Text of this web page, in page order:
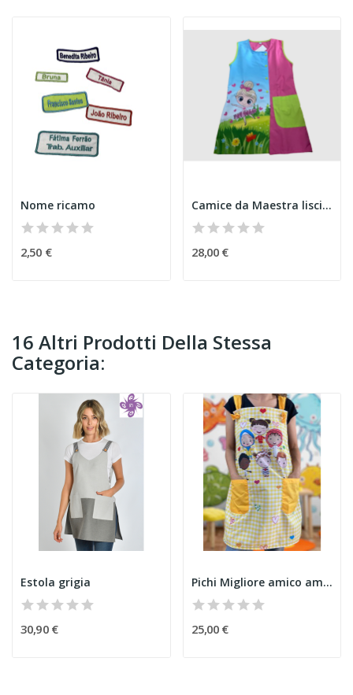
Nome ricamo
2,50 €
Camice da Maestra liscio "ballerina"
28,00 €
16 Altri Prodotti Della Stessa
Categoria:
Estola grigia
30,90 €
Pichi Migliore amico amarelo
25,00 €